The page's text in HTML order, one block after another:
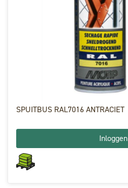
SPUITBUS RAL7016 ANTRACIET
Inloggen